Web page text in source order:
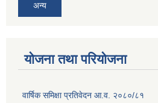
अन्य
योजना तथा परियोजना
वार्षिक समिक्षा प्रतिवेदन आ.व. २०८०/८१